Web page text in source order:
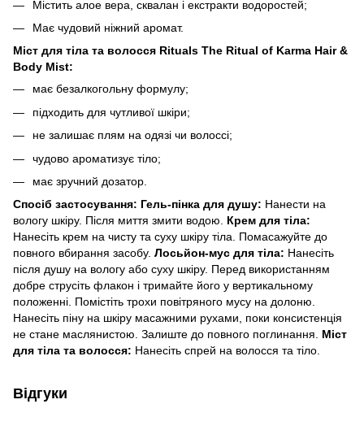
Містить алое вера, сквалан і екстракти водоростей;
Має чудовий ніжний аромат.
Міст для тіла та волосся Rituals The Ritual of Karma Hair &
Body Mist:
має безалкогольну формулу;
підходить для чутливої шкіри;
не залишає плям на одязі чи волоссі;
чудово ароматизує тіло;
має зручний дозатор.
Спосіб застосування: Гель-пінка для душу: Нанести на
вологу шкіру. Після миття змити водою. Крем для тіла:
Нанесіть крем на чисту та суху шкіру тіла. Помасажуйте до
повного вбирання засобу. Лосьйон-мус для тіла: Нанесіть
після душу на вологу або суху шкіру. Перед використанням
добре струсіть флакон і тримайте його у вертикальному
положенні. Помістіть трохи повітряного мусу на долоню.
Нанесіть піну на шкіру масажними рухами, поки консистенція
не стане маслянистою. Залиште до повного поглинання. Міст
для тіла та волосся: Нанесіть спрей на волосся та тіло.
Відгуки